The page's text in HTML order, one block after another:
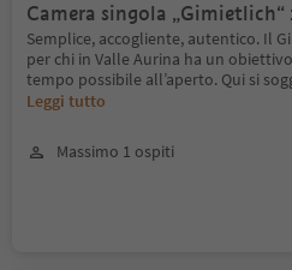
Camera singola „Gimietlich“
Semplice, accogliente, autentico. Il
per chi in Valle Aurina ha un
tempo possibile all’aperto. Qui si
Leggi tutto
Massimo 1 ospiti